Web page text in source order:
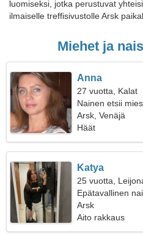
luomiseksi, jotka perustuvat
ilmaiselle treffisivustolle Arsk
Miehet ja
Anna
27 vuotta, Kalat
Nainen etsii
Arsk, Venäjä
Häät
Katya
25 vuotta,
Epätavallinen
Arsk
Aito rakkaus